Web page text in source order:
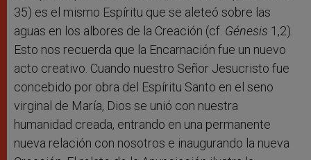
35) es el mismo Espíritu que se aleteó sobre las
aguas en los albores de la Creación (cf. Génesis 1,2).
Esto nos recuerda que la Encarnación fue un nuevo
acto creativo. Cuando nuestro Señor Jesucristo fue
concebido por obra del Espíritu Santo en el seno
virginal de María, Dios se unió con nuestra
humanidad creada, entrando en una permanente
nueva relación con nosotros e inaugurando la nueva